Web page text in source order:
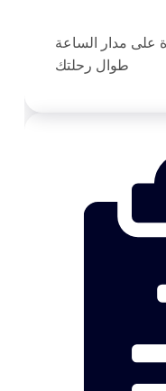
على مدار الساعة
طوال رحلتك